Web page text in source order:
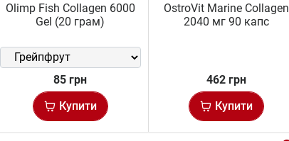
Olimp Fish Collagen 6000
Gel (20 грам)
85 грн
Купити
OstroVit Marine Collagen
2040 мг 90 капс
462 грн
Купити